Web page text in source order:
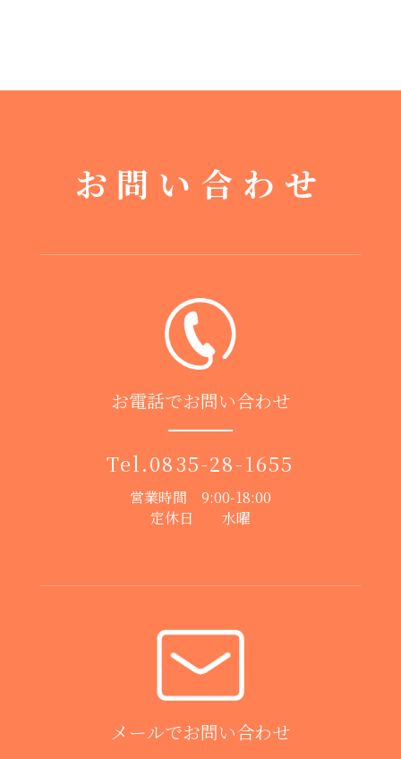
お問い合わせ
お電話でお問い合わせ
Tel.0835-28-1655
営業時間 9:00-18:00
定休日 水曜
メールでお問い合わせ